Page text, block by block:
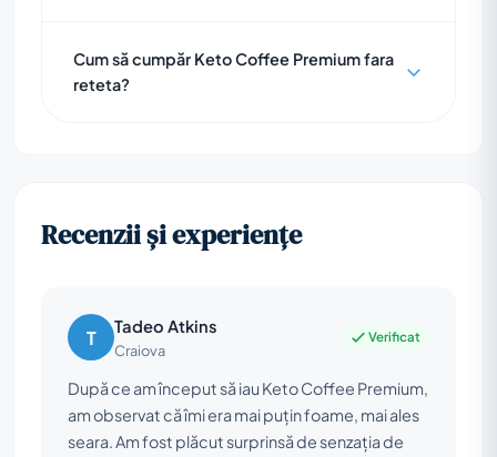
Cum să cumpăr Keto Coffee Premium fara
reteta?
Recenzii și experiențe
T Tadeo Atkins
Craiova
Verificat
După ce am început să iau Keto Coffee Premium,
am observat că îmi era mai puțin foame, mai ales
seara. Am fost plăcut surprinsă de senzația de